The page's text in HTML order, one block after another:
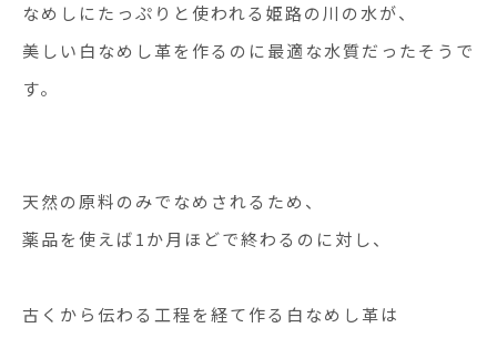
なめしにたっぷりと使われる姫路の川の水が、
美しい白なめし革を作るのに最適な水質だったそうで
す。
天然の原料のみでなめされるため、
薬品を使えば1か月ほどで終わるのに対し、
古くから伝わる工程を経て作る白なめし革は